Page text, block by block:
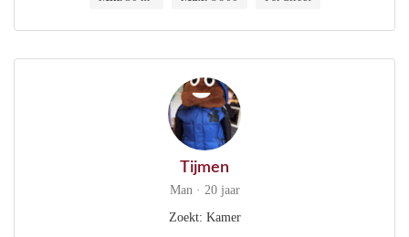
Tijmen
Man · 20 jaar
Zoekt: Kamer